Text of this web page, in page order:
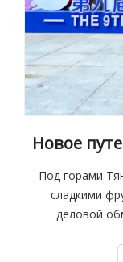
Под горами
сладкими
деловой